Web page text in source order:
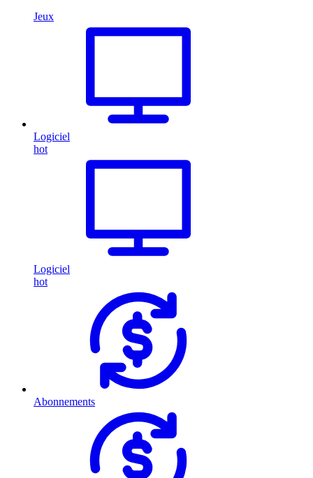
Jeux
Logiciel
hot
Logiciel
hot
Abonnements